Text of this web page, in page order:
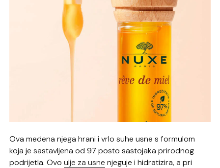
Ova medena njega hrani i vrlo suhe usne s formulom
koja je sastavljena od 97 posto sastojaka prirodnog
podrijetla. Ovoulje za usne njeguje i hidratizira, a pri